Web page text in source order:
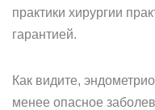
практики хирургии
гарантией.
Как видите,
менее опасное